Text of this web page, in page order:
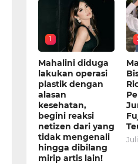
1
Mahalini diduga
lakukan operasi
plastik dengan
alasan
kesehatan,
begini reaksi
netizen dari yang
tidak mengenali
hingga dibilang
mirip artis lain!